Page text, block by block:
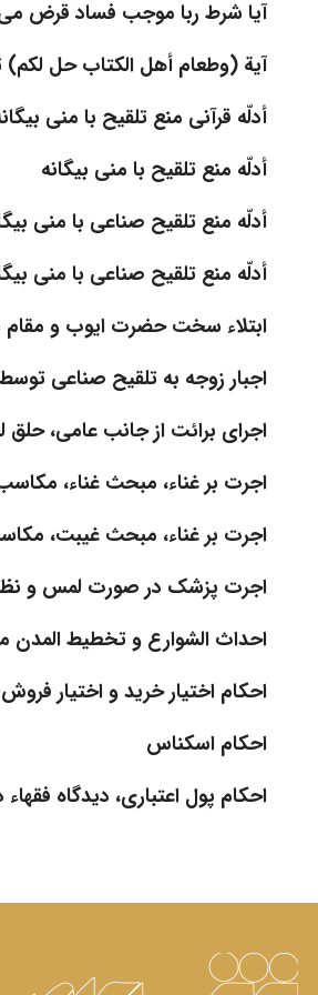
آیا شرط ربا موجب فساد قرض می
آیة (وطعام أهل الکتاب حل
أدلّه قرآنی منع تلقیح با منی
أدلّه منع تلقیح با منی بیگانه
أدلّه منع تلقیح صناعی با منی
أدلّه منع تلقیح صناعی با منی
ابتلاء سخت حضرت ایوب و مقام
اجبار زوجه به تلقیح صناعی
اجرای برائت از جانب عامی، حلق
اجرت بر غناء، مبحث غناء،
اجرت بر غناء، مبحث غیبت،
اجرت پزشک در صورت لمس و
احداث الشوارع و تخطیط
احکام اختیار خرید و اختیار
احکام اسکناس
احکام پول اعتباری، دیدگاه